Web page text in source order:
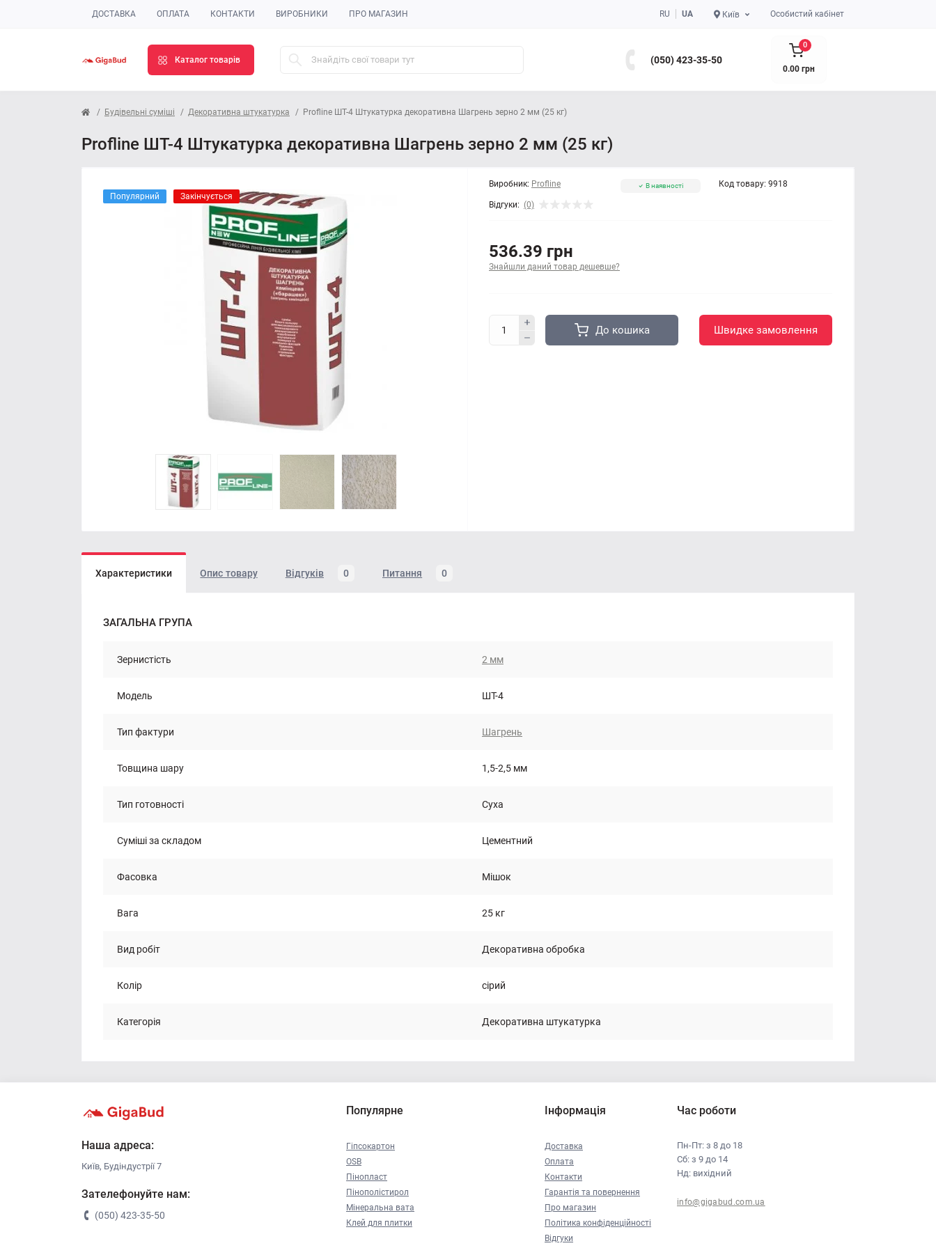
ДОСТАВКА ОПЛАТА КОНТАКТИ ВИРОБНИКИ ПРО МАГАЗИН RU UA Київ Особистий кабінет
Каталог товарів (050) 423-35-50
0
0.00 грн
Будівельні суміші Декоративна штукатурка Profline ШТ-4 Штукатурка декоративна Шагрень зерно 2 мм (25 кг)
Profline ШТ-4 Штукатурка декоративна Шагрень зерно 2 мм (25 кг)
Популярний Закінчується
Виробник: Profline Код товару: 9918
Відгуки: (0)
В наявності
536.39 грн
Знайшли даний товар дешевше?
До кошика Швидке замовлення
Характеристики Опис товару Відгуків 0 Питання 0
ЗАГАЛЬНА ГРУПА
Зернистість 2 мм
Модель ШТ-4
Тип фактури Шагрень
Товщина шару 1,5-2,5 мм
Тип готовності Суха
Суміші за складом Цементний
Фасовка Мішок
Вага 25 кг
Вид робіт Декоративна обробка
Колір сірий
Категорія Декоративна штукатурка
Наша адреса:
Київ, Будіндустрії 7
Зателефонуйте нам:
(050) 423-35-50
Популярне
Гіпсокартон
OSB
Пінопласт
Пінополістирол
Мінеральна вата
Клей для плитки
Інформація
Доставка
Оплата
Контакти
Гарантія та повернення
Про магазин
Політика конфіденційності
Відгуки
Час роботи
Пн-Пт: з 8 до 18
Сб: з 9 до 14
Нд: вихідний
info@gigabud.com.ua